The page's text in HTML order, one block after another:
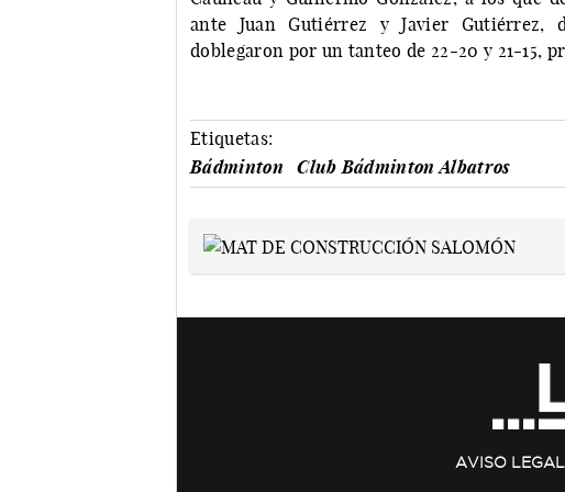
ante Juan Gutiérrez y Javier
doblegaron por un tanteo de 22-20 y 21-15,
Etiquetas:
Bádminton
Club Bádminton Albatros
AVISO LEGAL